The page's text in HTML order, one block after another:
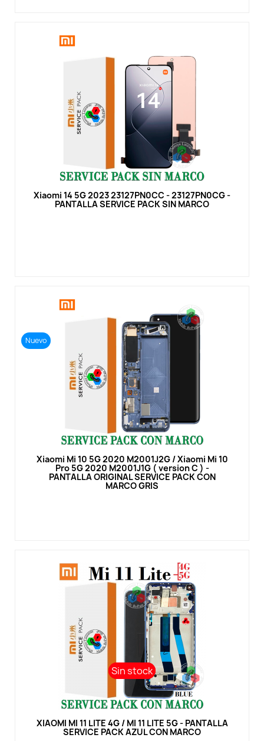
Vista rápida
Xiaomi 14 5G 2023 23127PN0CC - 23127PN0CG -
PANTALLA SERVICE PACK SIN MARCO
Nuevo
Vista rápida
Xiaomi Mi 10 5G 2020 M2001J2G / Xiaomi Mi 10
Pro 5G 2020 M2001J1G ( version C ) -
PANTALLA ORIGINAL SERVICE PACK CON
MARCO GRIS
Sin stock
Sin stock
Vista rápida
XIAOMI MI 11 LITE 4G / MI 11 LITE 5G - PANTALLA
SERVICE PACK AZUL CON MARCO